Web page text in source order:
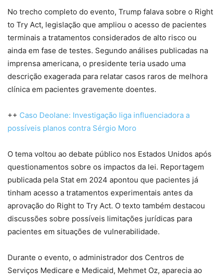
No trecho completo do evento, Trump falava sobre o Right
to Try Act, legislação que ampliou o acesso de pacientes
terminais a tratamentos considerados de alto risco ou
ainda em fase de testes. Segundo análises publicadas na
imprensa americana, o presidente teria usado uma
descrição exagerada para relatar casos raros de melhora
clínica em pacientes gravemente doentes.
++ Caso Deolane: Investigação liga influenciadora a
possíveis planos contra Sérgio Moro
O tema voltou ao debate público nos Estados Unidos após
questionamentos sobre os impactos da lei. Reportagem
publicada pela Stat em 2024 apontou que pacientes já
tinham acesso a tratamentos experimentais antes da
aprovação do Right to Try Act. O texto também destacou
discussões sobre possíveis limitações jurídicas para
pacientes em situações de vulnerabilidade.
Durante o evento, o administrador dos Centros de
Serviços Medicare e Medicaid, Mehmet Oz, aparecia ao